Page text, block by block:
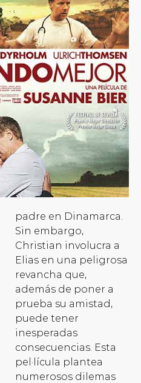
padre en Dinamarca.
Sin embargo,
Christian involucra a
Elias en una peligrosa
revancha que,
además de poner a
prueba su amistad,
puede tener
inesperadas
consecuencias. Esta
pel·lícula plantea
numerosos dilemas